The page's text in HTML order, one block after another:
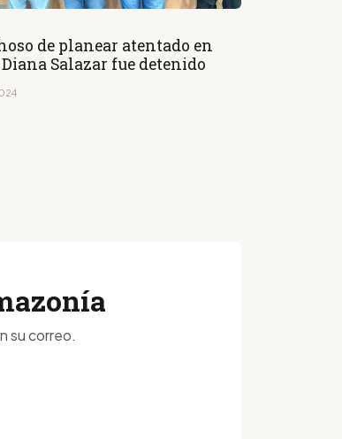
de planear atentado en
Salazar fue detenido
su correo.